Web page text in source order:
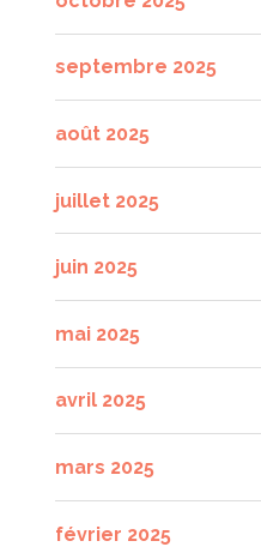
septembre 2025
août 2025
juillet 2025
juin 2025
mai 2025
avril 2025
mars 2025
février 2025